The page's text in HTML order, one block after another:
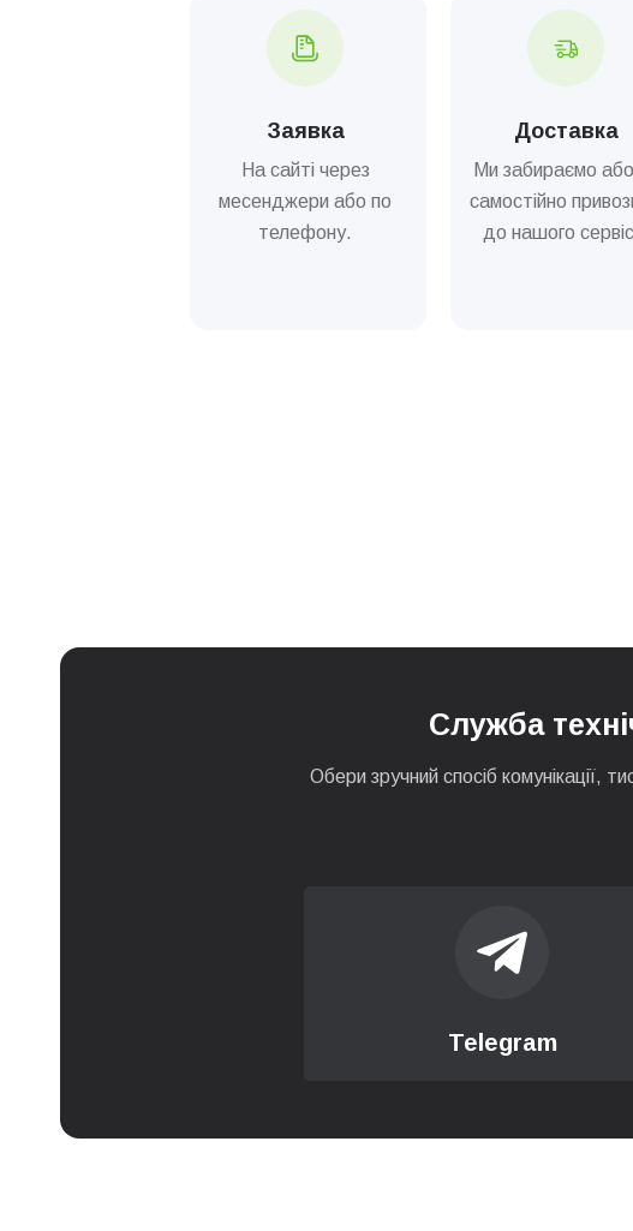
Комплексна хімічна чистка
Обслуговування молочної системи
Не механічне очищення
Заміна утримувачів жорен
Заміна жорен (ножів) кавомашини
Заявка
На сайті через
месенджери або по
телефону.
Доставка
Ми забираємо
самостійно
до нашого
Служба
Обери зручний спосіб комунікації,
Telegram